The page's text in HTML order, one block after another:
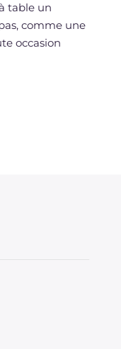
table un
comme une
occasion